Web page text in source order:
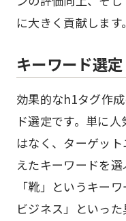
に大きく貢献します。
キーワード選
効果的なh1タグ作
ド選定です。単に
はなく、ターゲッ
えたキーワードを選
「靴」というキー
ビジネス」といっ